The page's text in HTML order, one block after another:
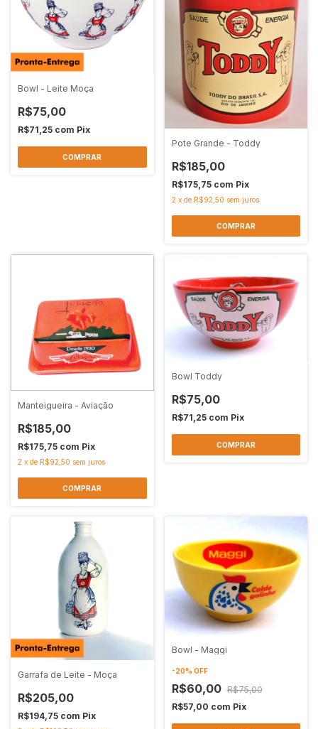
Bowl - Leite Moça
R$75,00
R$71,25 com Pix
Pote Grande - Toddy
R$185,00
R$175,75 com Pix
2 x de R$92,50 sem juros
Manteigueira - Aviação
R$185,00
R$175,75 com Pix
2 x de R$92,50 sem juros
Bowl Toddy
R$75,00
R$71,25 com Pix
Garrafa de Leite - Moça
R$205,00
R$194,75 com Pix
Bowl - Maggi
-20% OFF
R$60,00 R$75,00
R$57,00 com Pix